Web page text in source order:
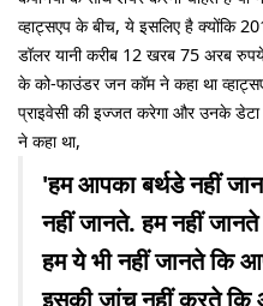
व्हाट्सएप के बीच, ये इसलिए है क्योंकि
डॉलर यानी करीब 12 खरब 75 अरब
के को-फाउंडर जन कॉम ने कहा था
प्राइवेसी की इज्जत करेगा और उनके
ने कहा था,
'हम आपका बर्थडे नहीं
नहीं जानते. हम नहीं
हम ये भी नहीं जानते कि
इसकी जांच नहीं करते कि